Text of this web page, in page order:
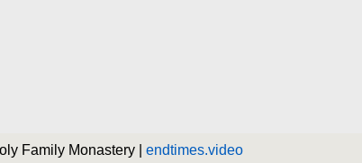
Family Monastery | endtimes.video